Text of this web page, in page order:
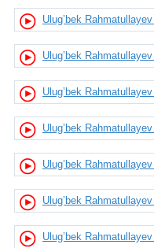
Ulug’bek
Ulug’bek
Ulug’bek
Ulug’bek
Ulug’bek
Ulug’bek
Ulug’bek